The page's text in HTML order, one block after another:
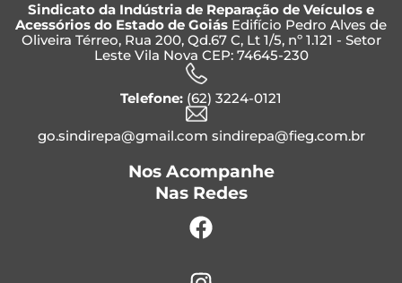
Sindicato da Indústria de Reparação de Veículos e
Acessórios do Estado de Goiás Edifício Pedro Alves de
Oliveira Térreo, Rua 200, Qd.67 C, Lt 1/5, nº 1.121 - Setor
Leste Vila Nova CEP: 74645-230
Telefone: (62) 3224-0121
go.sindirepa@gmail.com sindirepa@fieg.com.br
Nos Acompanhe
Nas Redes
Facebook
Instagram
Whatsapp